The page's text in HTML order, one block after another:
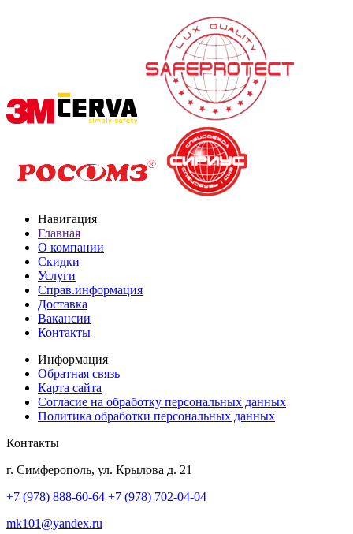
Навигация
Главная
О компании
Скидки
Услуги
Справ.информация
Доставка
Вакансии
Контакты
Информация
Обратная связь
Карта сайта
Согласие на обработку персональных данных
Политика обработки персональных данных
Контакты
г. Симферополь, ул. Крылова д. 21
+7 (978) 888-60-64 +7 (978) 702-04-04
mk101@yandex.ru